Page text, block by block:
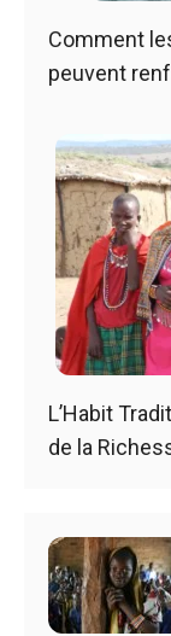
Comment
peuvent
L’Habit
de la